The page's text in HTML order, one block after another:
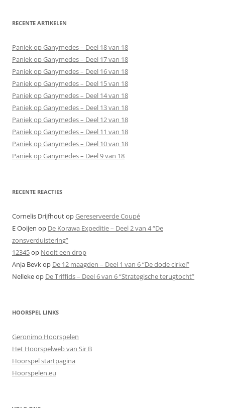
RECENTE ARTIKELEN
Paniek op Ganymedes – Deel 18 van 18
Paniek op Ganymedes – Deel 17 van 18
Paniek op Ganymedes – Deel 16 van 18
Paniek op Ganymedes – Deel 15 van 18
Paniek op Ganymedes – Deel 14 van 18
Paniek op Ganymedes – Deel 13 van 18
Paniek op Ganymedes – Deel 12 van 18
Paniek op Ganymedes – Deel 11 van 18
Paniek op Ganymedes – Deel 10 van 18
Paniek op Ganymedes – Deel 9 van 18
RECENTE REACTIES
Cornelis DrijfhoutopGereserveerde Coupé
E Ooijen op De Korawa Expeditie – Deel 2 van 4 “De
zonsverduistering”
12345op Nooit een drop
Anja Bevkop De 12 maagden – Deel 1 van 6 “De dode cirkel”
Nellekeop De Triffids – Deel 6 van 6 “Strategische terugtocht”
HOORSPEL LINKS
Geronimo Hoorspelen
Het Hoorspelweb van Sir B
Hoorspel startpagina
Hoorspelen.eu